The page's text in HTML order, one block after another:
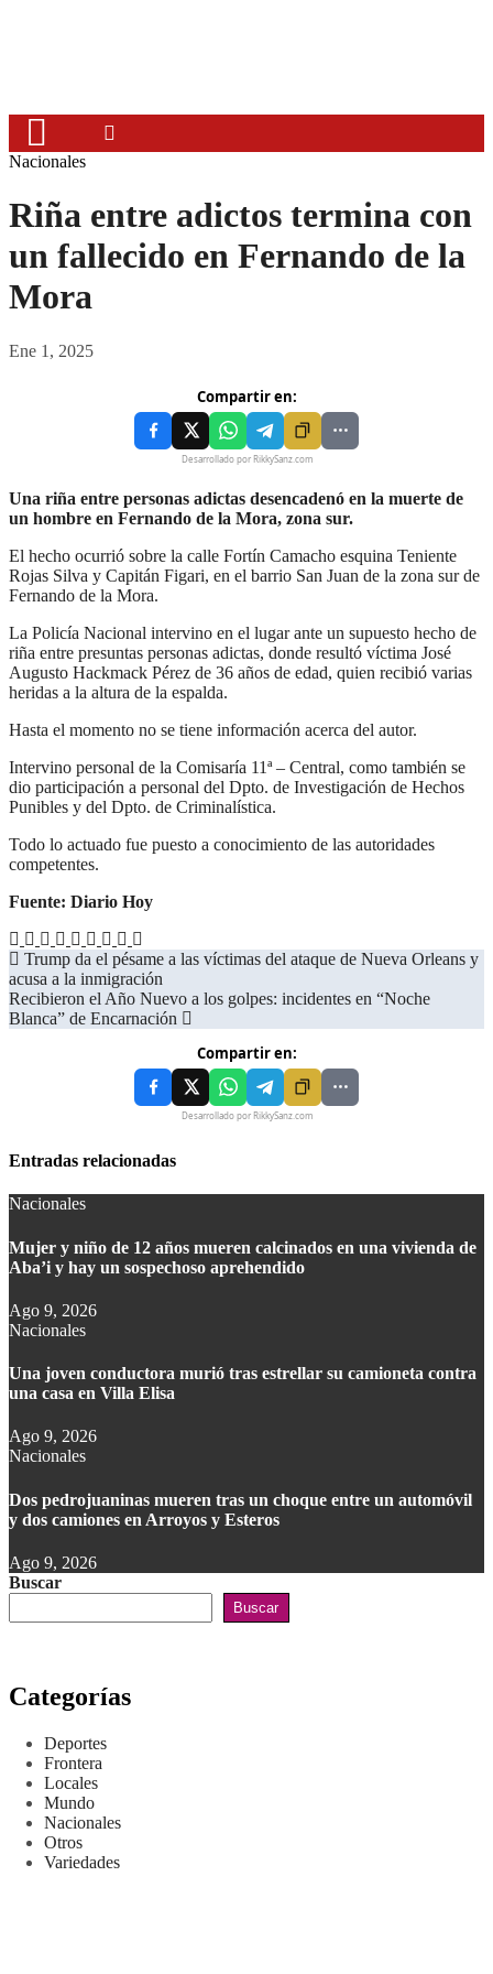
Nacionales
Riña entre adictos termina con
un fallecido en Fernando de la
Mora
Ene 1, 2025
Compartir en:
Desarrollado por RikkySanz.com
Una riña entre personas adictas desencadenó en la muerte de
un hombre en Fernando de la Mora, zona sur.
El hecho ocurrió sobre la calle Fortín Camacho esquina Teniente
Rojas Silva y Capitán Figari, en el barrio San Juan de la zona sur de
Fernando de la Mora.
La Policía Nacional intervino en el lugar ante un supuesto hecho de
riña entre presuntas personas adictas, donde resultó víctima José
Augusto Hackmack Pérez de 36 años de edad, quien recibió varias
heridas a la altura de la espalda.
Hasta el momento no se tiene información acerca del autor.
Intervino personal de la Comisaría 11ª – Central, como también se
dio participación a personal del Dpto. de Investigación de Hechos
Punibles y del Dpto. de Criminalística.
Todo lo actuado fue puesto a conocimiento de las autoridades
competentes.
Fuente: Diario Hoy
Trump da el pésame a las víctimas del ataque de Nueva Orleans y
acusa a la inmigración
Recibieron el Año Nuevo a los golpes: incidentes en “Noche
Blanca” de Encarnación
Compartir en:
Desarrollado por RikkySanz.com
Entradas relacionadas
Nacionales
Mujer y niño de 12 años mueren calcinados en una vivienda de
Aba’i y hay un sospechoso aprehendido
Ago 9, 2026
Nacionales
Una joven conductora murió tras estrellar su camioneta contra
una casa en Villa Elisa
Ago 9, 2026
Nacionales
Dos pedrojuaninas mueren tras un choque entre un automóvil
y dos camiones en Arroyos y Esteros
Ago 9, 2026
Buscar
Buscar
Categorías
Deportes
Frontera
Locales
Mundo
Nacionales
Otros
Variedades